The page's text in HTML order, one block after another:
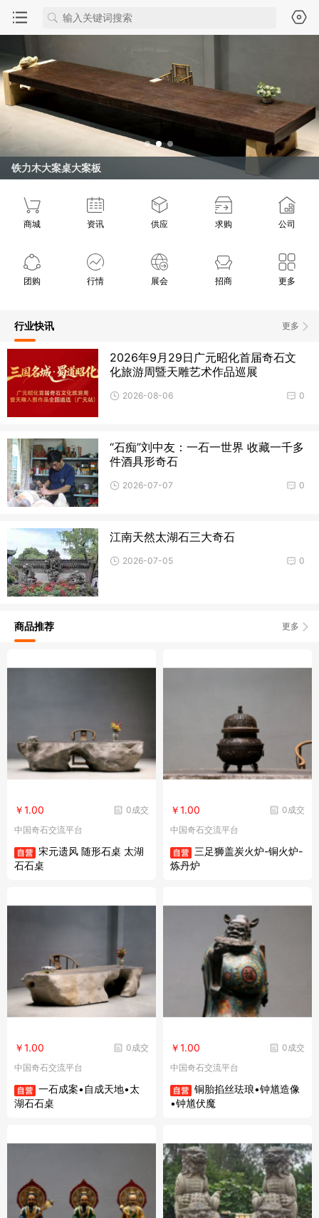
铁力木大案桌大案板
商城 资讯 供应 求购 公司
团购 行情 展会 招商 更多
更多
行业快讯
2026年9月29日广元昭化首届奇石文
化旅游周暨天雕艺术作品巡展
0
2026-08-06
“石痴”刘中友：一石一世界 收藏一千多
件酒具形奇石
0
2026-07-07
江南天然太湖石三大奇石
0
2026-07-05
更多
商品推荐
0成交
￥1.00
中国奇石交流平台
宋元遗风 随形石桌 太湖
石石桌
0成交
￥1.00
中国奇石交流平台
三足狮盖炭火炉-铜火炉-
炼丹炉
0成交
￥1.00
中国奇石交流平台
一石成案•自成天地•太
湖石石桌
0成交
￥1.00
中国奇石交流平台
铜胎掐丝珐琅•钟馗造像
•钟馗伏魔